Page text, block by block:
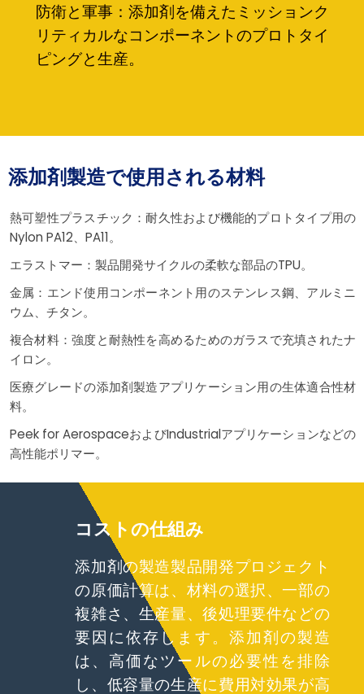
防衛と軍事：添加剤を備えたミッションク
リティカルなコンポーネントのプロトタイ
ピングと生産。
添加剤製造で使用される材料
熱可塑性プラスチック：耐久性および機能的プロトタイプ用の
Nylon PA12、PA11。
エラストマー：製品開発サイクルの柔軟な部品のTPU。
金属：エンド使用コンポーネント用のステンレス鋼、アルミニ
ウム、チタン。
複合材料：強度と耐熱性を高めるためのガラスで充填されたナ
イロン。
医療グレードの添加剤製造アプリケーション用の生体適合性材
料。
Peek for AerospaceおよびIndustrialアプリケーションなどの
高性能ポリマー。
コストの仕組み
添加剤の製造製品開発プロジェクト
の原価計算は、材料の選択、一部の
複雑さ、生産量、後処理要件などの
要因に依存します。添加剤の製造
は、高価なツールの必要性を排除
し、低容量の生産に費用対効果が高